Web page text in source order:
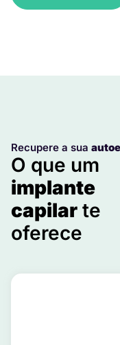
Recupere a sua
O que um
implante
capilar te
oferece